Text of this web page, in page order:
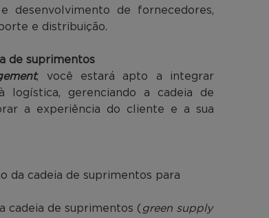
desenvolvimento de fornecedores,
e distribuição.
de suprimentos
, você estará apto a integrar
logística, gerenciando a cadeia de
a experiência do cliente e a sua
da cadeia de suprimentos para
cadeia de suprimentos ( green supply